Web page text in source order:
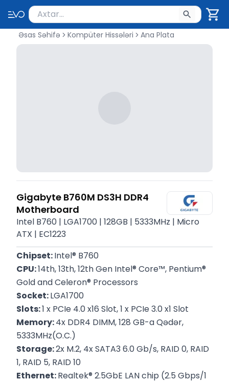
Məhsul axtar
Axtarış üçün ən azı 2 simvol yazın. Göndərmək
Əsas Səhifə Kompüter Hissələri Ana Plata
Gigabyte B760M DS3H DDR4
Motherboard
Intel B760 | LGA1700 | 128GB | 5333MHz | Micro
ATX | EC1223
Chipset: Intel® B760
CPU: 14th, 13th, 12th Gen Intel® Core™, Pentium®
Gold and Celeron® Processors
Socket: LGA1700
Slots: 1 x PCIe 4.0 x16 Slot, 1 x PCIe 3.0 x1 Slot
Memory: 4x DDR4 DIMM, 128 GB-a Qədər,
5333MHz(O.C.)
Storage: 2x M.2, 4x SATA3 6.0 Gb/s, RAID 0, RAID
1, RAID 5, RAID 10
Ethernet: Realtek® 2.5GbE LAN chip (2.5 Gbps/1